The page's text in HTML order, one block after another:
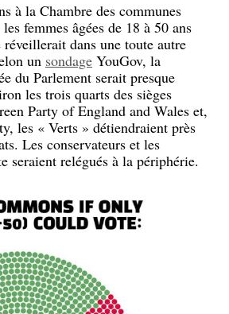
à la Chambre des communes
femmes âgées de 18 à 50 ans
dans une toute autre
un sondage YouGov, la
du Parlement serait presque
les trois quarts des sièges
Party of England and Wales et,
les « Verts » détiendraient près
Les conservateurs et les
seraient relégués à la périphérie.